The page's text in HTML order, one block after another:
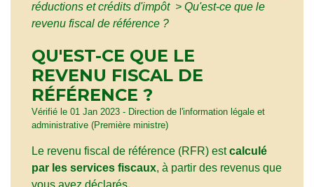
réductions et crédits d'impôt > Qu'est-ce que le
revenu fiscal de référence ?
QU'EST-CE QUE LE
REVENU FISCAL DE
RÉFÉRENCE ?
Vérifié le 01 Jan 2023 - Direction de l'information légale et
administrative (Première ministre)
Le revenu fiscal de référence (RFR) estcalculé
par les services fiscaux, à partir des revenus que